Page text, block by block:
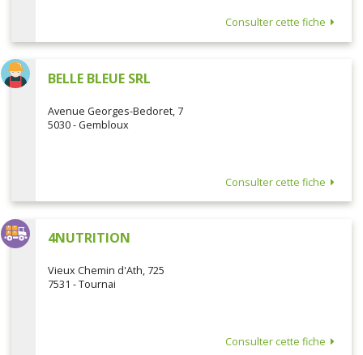
Consulter cette fiche
BELLE BLEUE SRL
Avenue Georges-Bedoret, 7
5030 - Gembloux
Consulter cette fiche
4NUTRITION
Vieux Chemin d'Ath, 725
7531 - Tournai
Consulter cette fiche